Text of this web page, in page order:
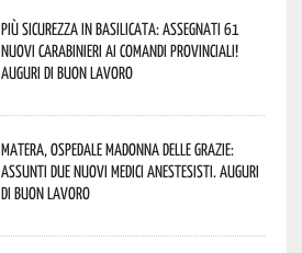
Più sicurezza in Basilicata: assegnati 61
nuovi Carabinieri ai Comandi provinciali!
Auguri di buon lavoro
Matera, Ospedale Madonna delle Grazie:
assunti due nuovi medici anestesisti. Auguri
di buon lavoro